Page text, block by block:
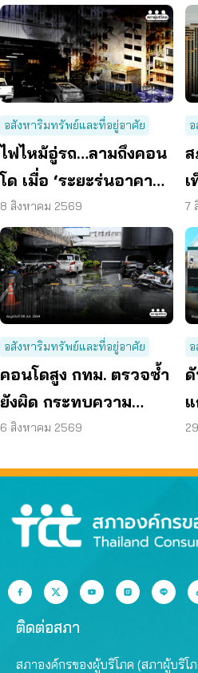
อสังหาริมทรัพย์และที่อยู่อาศัย
ไฟไหม้อู่รถ…ลามถึงคอน
โด เมื่อ ‘ระยะร่นอาคาร’
ถูกละเลย ผู้บริโภคจึงต้อง
เสี่ยง
8 สิงหาคม 2569
เ
7
อสังหาริมทรัพย์และที่อยู่อาศัย
คอนโดสูง กทม. ตรวจซ้ำ
ยังผิด กระทบความ
ปลอดภัย
6 สิงหาคม 2569
ติดต่อสภา
สภาองค์กรของผู้บริโภค (สภาผู้บริโ